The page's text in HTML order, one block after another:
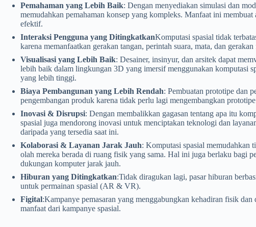
Pemahaman yang Lebih Baik: Dengan menyediakan simulasi dan
memudahkan pemahaman konsep yang kompleks. Manfaat ini
efektif.
Interaksi Pengguna yang DitingkatkanKomputasi spasial tidak
karena memanfaatkan gerakan tangan, perintah suara, mata, dan
Visualisasi yang Lebih Baik: Desainer, insinyur, dan arsitek dapat
lebih baik dalam lingkungan 3D yang imersif menggunakan komputasi
yang lebih tinggi.
Biaya Pembangunan yang Lebih Rendah: Pembuatan prototipe dan
pengembangan produk karena tidak perlu lagi mengembangkan
Inovasi & Disrupsi: Dengan membalikkan gagasan tentang apa itu
spasial juga mendorong inovasi untuk menciptakan teknologi dan
daripada yang tersedia saat ini.
Kolaborasi & Layanan Jarak Jauh: Komputasi spasial memudahkan
olah mereka berada di ruang fisik yang sama. Hal ini juga berlaku bagi
dukungan komputer jarak jauh.
Hiburan yang Ditingkatkan:Tidak diragukan lagi, pasar hiburan
untuk permainan spasial (AR & VR).
Figital:Kampanye pemasaran yang menggabungkan kehadiran fisik dan
manfaat dari kampanye spasial.